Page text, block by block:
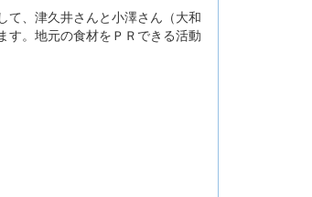
て、津久井さんと小澤さん（大和
す。地元の食材をＰＲできる活動